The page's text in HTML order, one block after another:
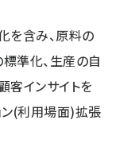
を含み、原料の
準化、生産の自
客インサイトを
ン(利用場面)拡張